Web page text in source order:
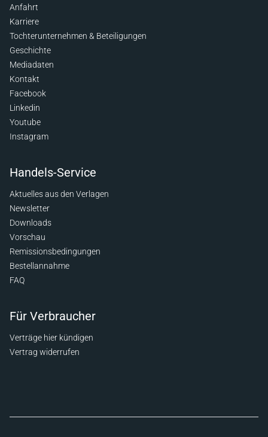
Anfahrt
Karriere
Tochterunternehmen & Beteiligungen
Geschichte
Mediadaten
Kontakt
Facebook
Linkedin
Youtube
Instagram
Handels-Service
Aktuelles aus den Verlagen
Newsletter
Downloads
Vorschau
Remissionsbedingungen
Bestellannahme
FAQ
Für Verbraucher
Verträge hier kündigen
Vertrag widerrufen